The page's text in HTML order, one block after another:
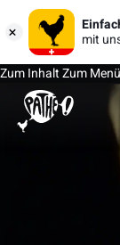
mit
Zum InhaltZum Menü